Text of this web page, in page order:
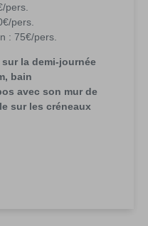
pers.
pers.
: 75€/pers.
sur la demi-journée
bain
avec son mur de
sur les créneaux